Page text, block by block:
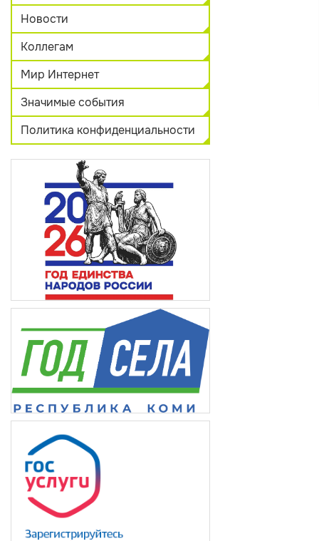
Новости
Коллегам
Мир Интернет
Значимые события
Политика конфиденциальности